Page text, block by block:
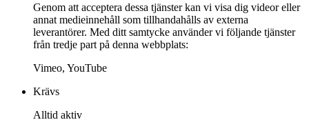
Genom att acceptera dessa tjänster kan vi visa dig videor eller
annat medieinnehåll som tillhandahålls av externa
leverantörer. Med ditt samtycke använder vi följande tjänster
från tredje part på denna webbplats:
Vimeo, YouTube
Krävs
Alltid aktiv